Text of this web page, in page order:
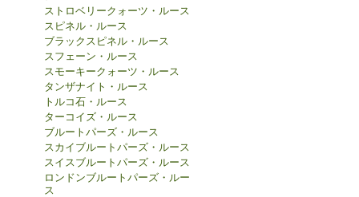
ストロベリークォーツ・ルース
スピネル・ルース
ブラックスピネル・ルース
スフェーン・ルース
スモーキークォーツ・ルース
タンザナイト・ルース
トルコ石・ルース
ターコイズ・ルース
ブルートパーズ・ルース
スカイブルートパーズ・ルース
スイスブルートパーズ・ルース
ロンドンブルートパーズ・ルー
ス